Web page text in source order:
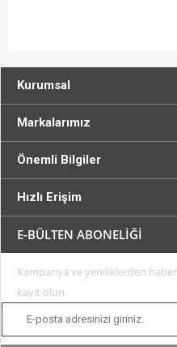
Kurumsal
Markalarımız
Önemli Bilgiler
Hızlı Erişim
E-BÜLTEN ABONELİĞİ
Kampanya ve yeniliklerden
kayıt olun.